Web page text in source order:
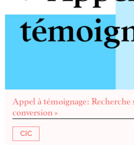
Appel à témoignage: Recherche
conversion »
CIC